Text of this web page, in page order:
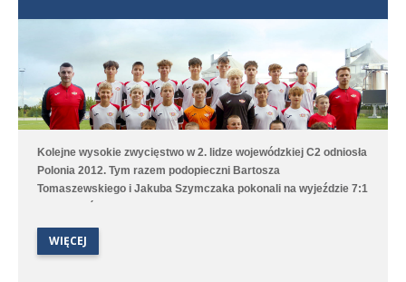
Kolejne wysokie zwycięstwo w 2. lidze wojewódzkiej C2 odniosła
Polonia 2012. Tym razem podopieczni Bartosza
Tomaszewskiego i Jakuba Szymczaka pokonali na wyjeździe 7:1
Karol Marciniak, a po jednym golu dołożyli Tymoteusz
Włodarczak, Marcin Bartkowiak, Marcel Ratajczak oraz Jeremi
Sójka. Drugi zespół tym razem przegrał 0:4 (0:1) z Lechem
WIĘCEJ